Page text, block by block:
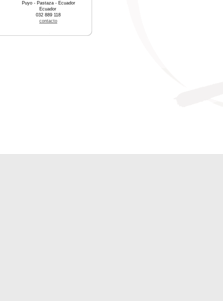
Puyo - Pastaza - Ecuador
Ecuador
032 889 118
contacto